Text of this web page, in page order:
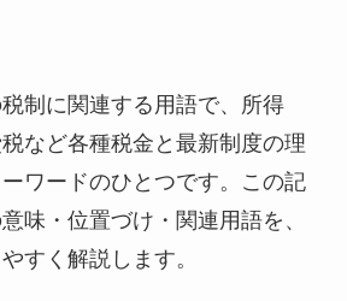
制に関連する用語で、所得
など各種税金と最新制度の理
ワードのひとつです。この記
味・位置づけ・関連用語を、
すく解説します。